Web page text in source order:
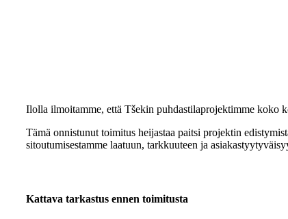
Ilolla ilmoitamme, että Tšekin puhdastilaprojektimme koko
Tämä onnistunut toimitus heijastaa paitsi projektin
sitoutumisestamme laatuun, tarkkuuteen ja
Kattava tarkastus ennen toimitusta